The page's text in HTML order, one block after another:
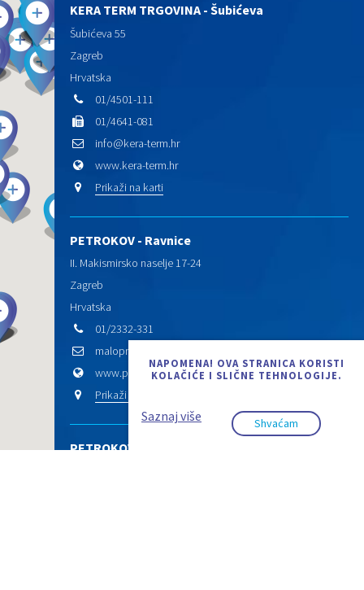
KERA TERM TRGOVINA - Šubićeva
Šubićeva 55
Zagreb
Hrvatska
01/4501-111
01/4641-081
info@kera-term.hr
www.kera-term.hr
Prikaži na karti
PETROKOV - Ravnice
II. Makismirsko naselje 17-24
Zagreb
Hrvatska
01/2332-331
maloprodaja.ravnice@petrokov.hr
www.petrokov.hr
Prikaži na karti
PETROKOV - Sv. Klara
NAPOMENA! OVA STRANICA KORISTI
KOLAČIĆE I SLIČNE TEHNOLOGIJE.
Saznaj više Shvaćam